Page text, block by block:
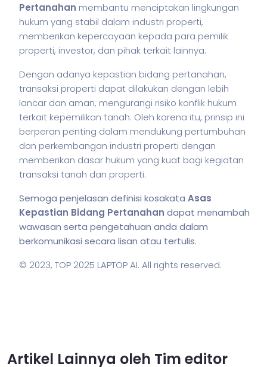
Pertanahan membantu menciptakan lingkungan
hukum yang stabil dalam industri properti,
memberikan kepercayaan kepada para pemilik
properti, investor, dan pihak terkait lainnya.
Dengan adanya kepastian bidang pertanahan,
transaksi properti dapat dilakukan dengan lebih
lancar dan aman, mengurangi risiko konflik hukum
terkait kepemilikan tanah. Oleh karena itu, prinsip ini
berperan penting dalam mendukung pertumbuhan
dan perkembangan industri properti dengan
memberikan dasar hukum yang kuat bagi kegiatan
transaksi tanah dan properti.
Semoga penjelasan definisi kosakata Asas
Kepastian Bidang Pertanahan dapat menambah
wawasan serta pengetahuan anda dalam
berkomunikasi secara lisan atau tertulis.
© 2023, TOP 2025 LAPTOP AI. All rights reserved.
Artikel Lainnya oleh Tim editor